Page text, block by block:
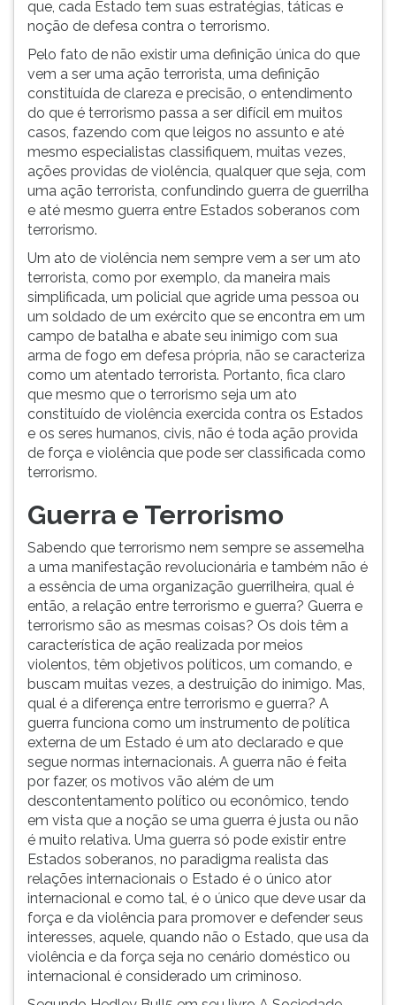
que, cada Estado tem suas estratégias, táticas e
noção de defesa contra o terrorismo.
Pelo fato de não existir uma definição única do que
vem a ser uma ação terrorista, uma definição
constituída de clareza e precisão, o entendimento
do que é terrorismo passa a ser difícil em muitos
casos, fazendo com que leigos no assunto e até
mesmo especialistas classifiquem, muitas vezes,
ações providas de violência, qualquer que seja, com
uma ação terrorista, confundindo guerra de guerrilha
e até mesmo guerra entre Estados soberanos com
terrorismo.
Um ato de violência nem sempre vem a ser um ato
terrorista, como por exemplo, da maneira mais
simplificada, um policial que agride uma pessoa ou
um soldado de um exército que se encontra em um
campo de batalha e abate seu inimigo com sua
arma de fogo em defesa própria, não se caracteriza
como um atentado terrorista. Portanto, fica claro
que mesmo que o terrorismo seja um ato
constituído de violência exercida contra os Estados
e os seres humanos, civis, não é toda ação provida
de força e violência que pode ser classificada como
terrorismo.
Guerra e Terrorismo
Sabendo que terrorismo nem sempre se assemelha
a uma manifestação revolucionária e também não é
a essência de uma organização guerrilheira, qual é
então, a relação entre terrorismo e guerra? Guerra e
terrorismo são as mesmas coisas? Os dois têm a
característica de ação realizada por meios
violentos, têm objetivos políticos, um comando, e
buscam muitas vezes, a destruição do inimigo. Mas,
qual é a diferença entre terrorismo e guerra? A
guerra funciona como um instrumento de política
externa de um Estado é um ato declarado e que
segue normas internacionais. A guerra não é feita
por fazer, os motivos vão além de um
descontentamento político ou econômico, tendo
em vista que a noção se uma guerra é justa ou não
é muito relativa. Uma guerra só pode existir entre
Estados soberanos, no paradigma realista das
relações internacionais o Estado é o único ator
internacional e como tal, é o único que deve usar da
força e da violência para promover e defender seus
interesses, aquele, quando não o Estado, que usa da
violência e da força seja no cenário doméstico ou
internacional é considerado um criminoso.